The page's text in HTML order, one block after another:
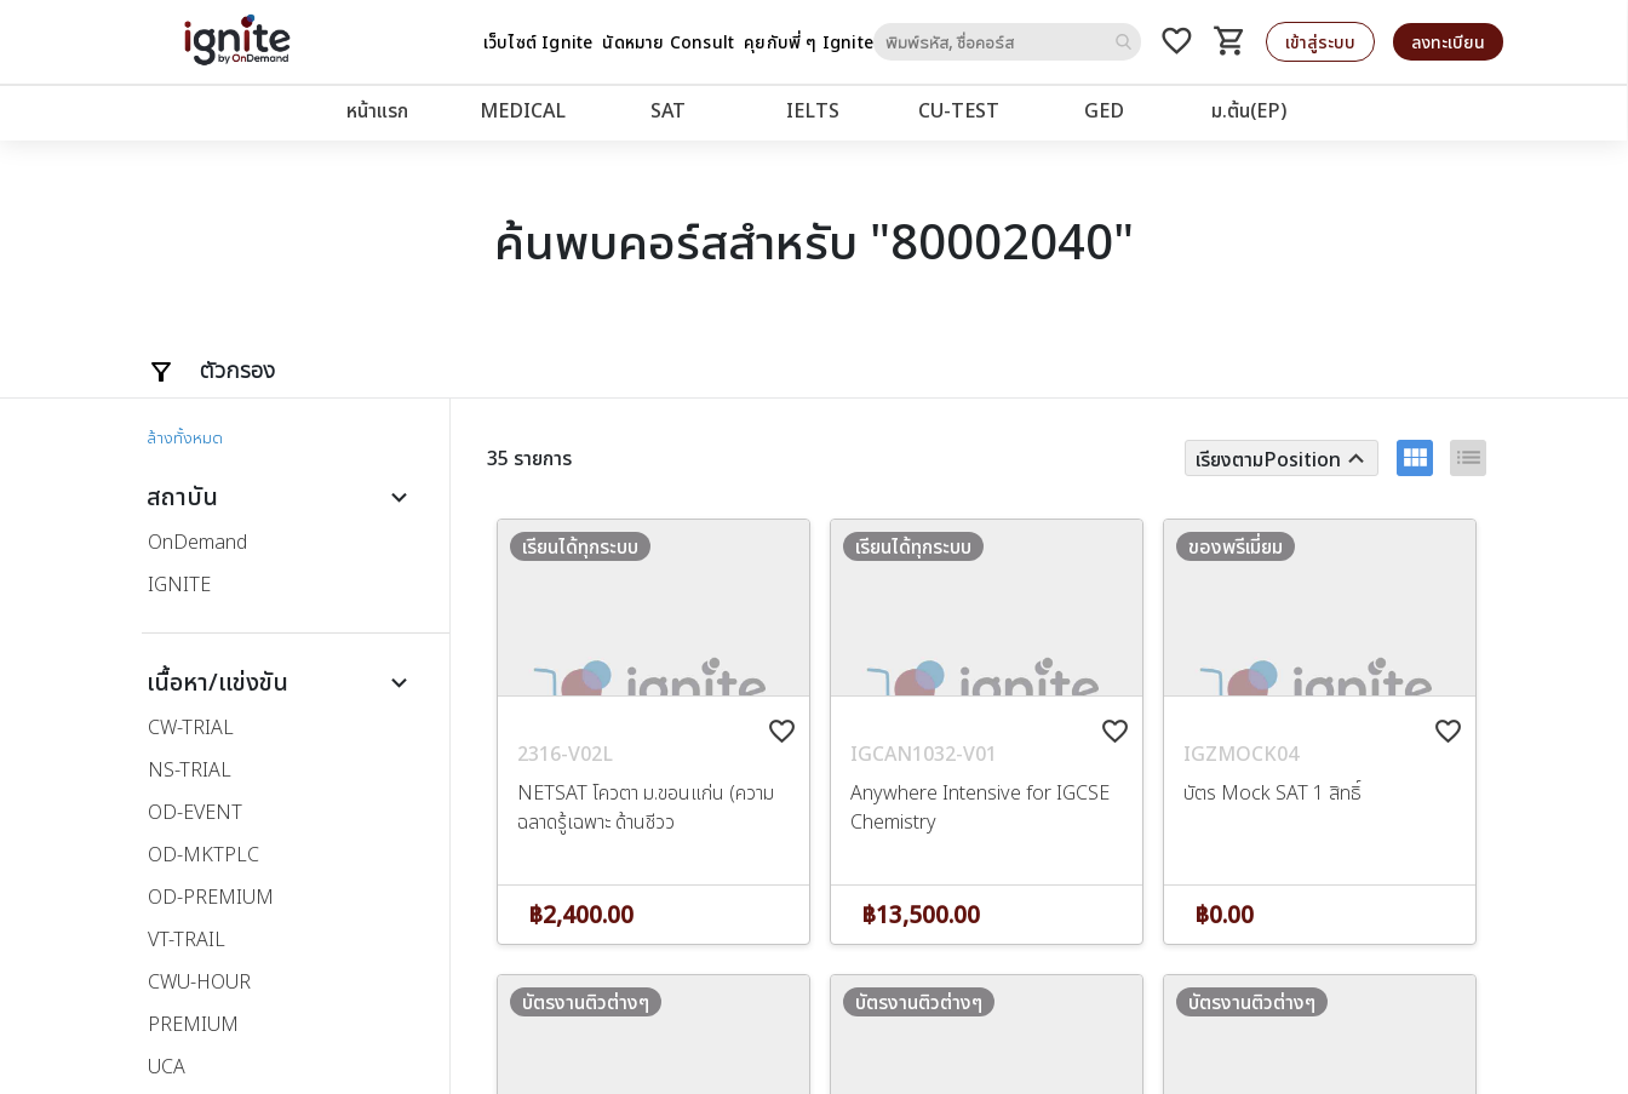
เว็บไซต์ Ignite นัดหมาย Consult คุยกับพี่ ๆ Igniteto
favorite_border shopping_cart
รถเข็น เข้าสู่ระบบ ลงทะเบียน
หน้าแรก MEDICAL SAT IELTS CU‑TEST GED ม.ต้น(EP)
ค้นพบคอร์สสำหรับ "80002040"
ตัวกรอง
ล้างทั้งหมด
สถาบัน keyboard_arrow_down
OnDemand
IGNITE
เนื้อหา/แข่งขัน keyboard_arrow_down
CW-TRIAL
NS-TRIAL
OD-EVENT
OD-MKTPLC
OD-PREMIUM
VT-TRAIL
CWU-HOUR
PREMIUM
UCA
35 รายการ เรียงตามPosition keyboard_arrow_up view_module list
favorite_border
2316-V02L
NETSAT โควตา ม.ขอนแก่น (ความ
ฉลาดรู้เฉพาะ ด้านชีวว
เรียนได้ทุกระบบ
฿2,400.00
favorite_border
IGCAN1032-V01
Anywhere Intensive for IGCSE
Chemistry
เรียนได้ทุกระบบ
฿13,500.00
favorite_border
IGZMOCK04
บัตร Mock SAT 1 สิทธิ์
ของพรีเมี่ยม
฿0.00
บัตรงานติวต่างๆ บัตรงานติวต่างๆ บัตรงานติวต่างๆ